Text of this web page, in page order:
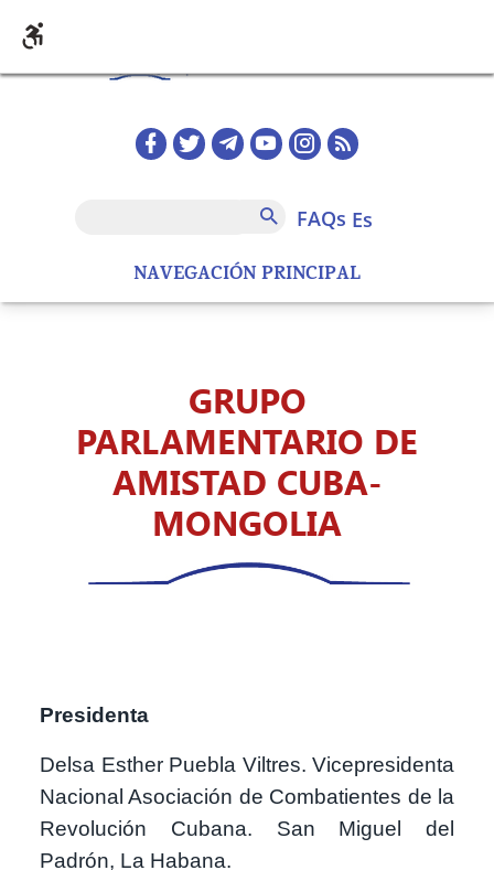
NAVEGACIÓN PRINCIPAL
Redes sociales home
FAQs
FAQs es
GRUPO
PARLAMENTARIO DE
AMISTAD CUBA-
MONGOLIA
Presidenta
Delsa Esther Puebla Viltres. Vicepresidenta
Nacional Asociación de Combatientes de la
Revolución Cubana. San Miguel del
Padrón, La Habana.